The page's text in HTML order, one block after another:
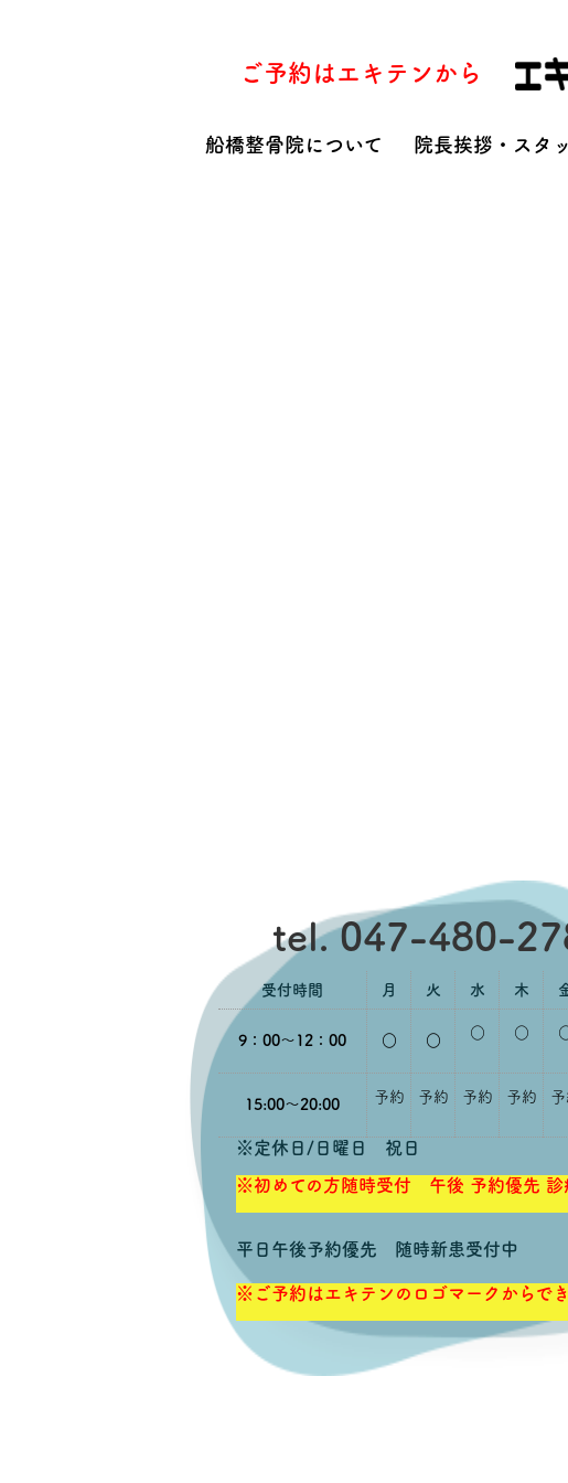
ご予約はエキテンから
船橋整骨院について 院長挨拶・スタ
tel. 047-480-
受付時間 月 火 水 木 金
9：00～12：00 ○ ○ ○ ○
15:00～20:00 予約
※初めての方随時受付 午後 予約優先 診
平日午後予約優先 随時新患受付中
※ご予約はエキテンのロゴマークからでき